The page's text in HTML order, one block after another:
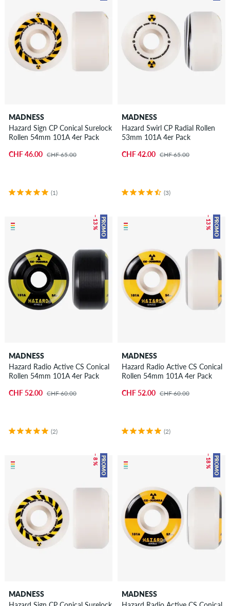
MADNESS
Hazard Sign CP Conical Surelock
Rollen 54mm 101A 4er Pack
CHF 46.00 CHF 65.00
(1)
MADNESS
Hazard Swirl CP Radial Rollen
53mm 101A 4er Pack
CHF 42.00 CHF 65.00
(3)
PROMO
– 13 %
MADNESS
Hazard Radio Active CS Conical
Rollen 54mm 101A 4er Pack
CHF 52.00 CHF 60.00
(2)
PROMO
– 13 %
MADNESS
Hazard Radio Active CS Conical
Rollen 54mm 101A 4er Pack
CHF 52.00 CHF 60.00
(2)
PROMO
– 8 %
MADNESS
PROMO
– 18 %
MADNESS